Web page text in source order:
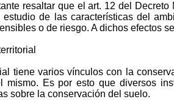
resaltar que el art. 12 del
de las características del
o de riesgo. A dichos efectos
tiene varios vínculos con la
mismo. Es por estoque diversos
sobre la conservación del suelo.